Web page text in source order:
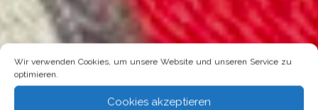
Wir verwenden Cookies, um unsere Website und unseren Service zu
optimieren.
Cookies akzeptieren